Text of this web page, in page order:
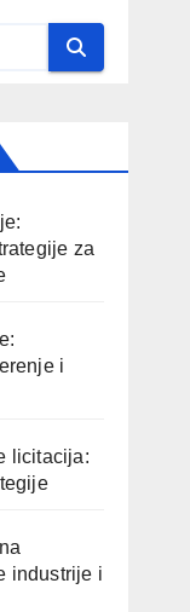
za
i
licitacija:
industrije i